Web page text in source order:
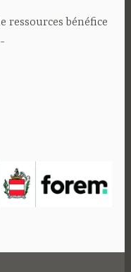
ressources bénéfice